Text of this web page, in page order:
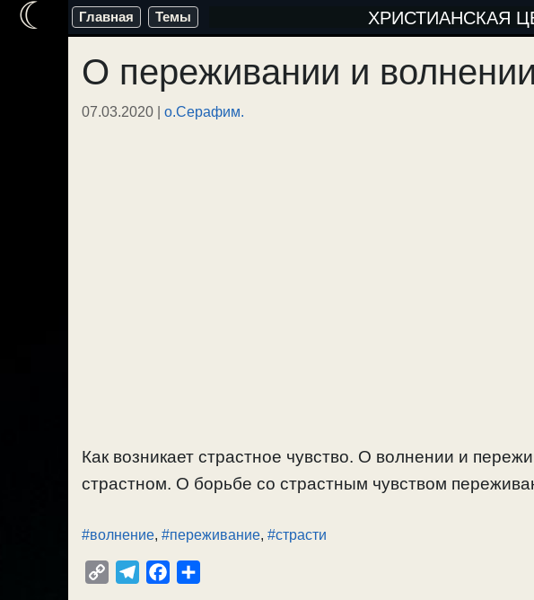
Перейти
содержимому
Главная Темы ХРИСТИАНСКАЯ
О переживании и волнении
07.03.2020 | о.Серафим.
Как возникает страстное чувство. О волнении и
страстном. О борьбе со страстным чувством
#волнение, #переживание, #страсти
☾